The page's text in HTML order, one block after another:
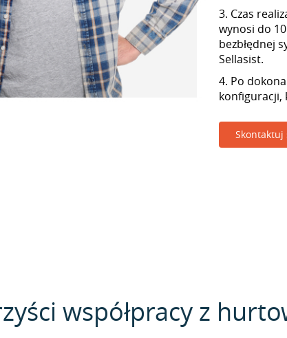
3. Czas
wynosi do
bezbłędnej
Sellasist.
4. Po
konfiguracji,
Skontaktuj
współpracy z